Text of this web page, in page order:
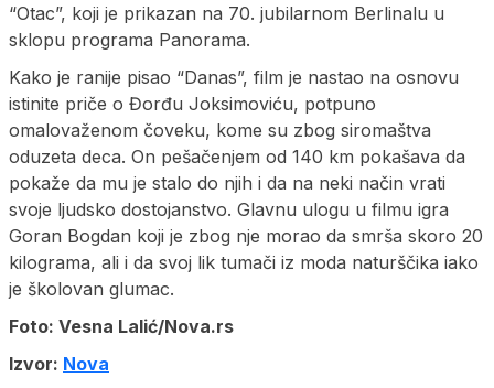
“Otac”, koji je prikazan na 70. jubilarnom Berlinalu u
sklopu programa Panorama.
Kako je ranije pisao “Danas”, film je nastao na osnovu
istinite priče o Đorđu Joksimoviću, potpuno
omalovaženom čoveku, kome su zbog siromaštva
oduzeta deca. On pešačenjem od 140 km pokašava da
pokaže da mu je stalo do njih i da na neki način vrati
svoje ljudsko dostojanstvo. Glavnu ulogu u filmu igra
Goran Bogdan koji je zbog nje morao da smrša skoro 20
kilograma, ali i da svoj lik tumači iz moda naturščika iako
je školovan glumac.
Foto: Vesna Lalić/Nova.rs
Izvor: Nova